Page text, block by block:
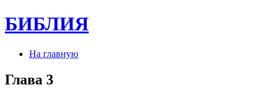
БИБЛИЯ
На главную
Глава 3